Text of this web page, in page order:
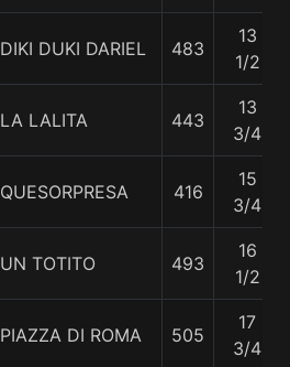
DIKI DUKI DARIEL 483
13
1/2
LA LALITA 443
13
3/4
QUESORPRESA 416
15
3/4
UN TOTITO 493
16
1/2
PIAZZA DI ROMA 505
17
3/4